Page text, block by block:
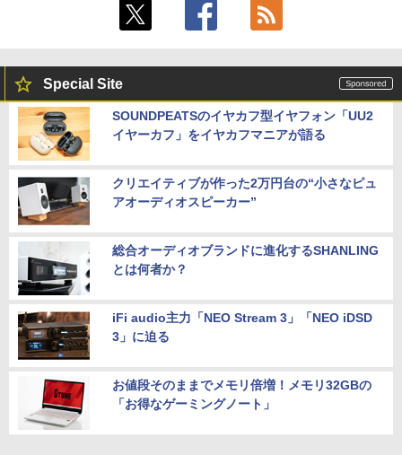
古ノートパソコン Windows11 office付
き｜15.6型 テンキー付き｜ノートパソコ
o PK 第10世代 Core i5 1035G1 メモリ1
6GB SSD 256GB Windows11 Pro 14イ
ンチ フルHD FHDカメラ 顔認証 Wi-Fi6
￥29,800
コン PC 一体型 新品 Windows11 27型 C
ore i7 第4世代 Office付き メモリ16GB
e(マウス) G-Tune E5-165 ゲーミングノ
ートパソコン 2208E5-165-ADLABW11 2
208e5-165-adlabw11 [難あり(D)]
￥79,800
￥11,699
【楽天1位常連・超800冠獲得】黒/白 モ
ニター 21.5 / 23.8 / 24.5 / 27型 240Hz/2
00Hz /180Hz/165Hz/100Hz ゲーミングモ
ニター 1ms応答 pcモニター パソコン モ
ニター 非光沢 スピーカー内蔵 HDR/Free
￥13,999
Special Site
SOUNDPEATSのイヤカフ型イヤフォン「UU2
イヤーカフ」をイヤカフマニアが語る
クリエイティブが作った2万円台の“小さなピュ
アオーディオスピーカー”
総合オーディオブランドに進化するSHANLING
とは何者か？
iFi audio主力「NEO Stream 3」「NEO iDSD
3」に迫る
お値段そのままでメモリ倍増！メモリ32GBの
「お得なゲーミングノート」